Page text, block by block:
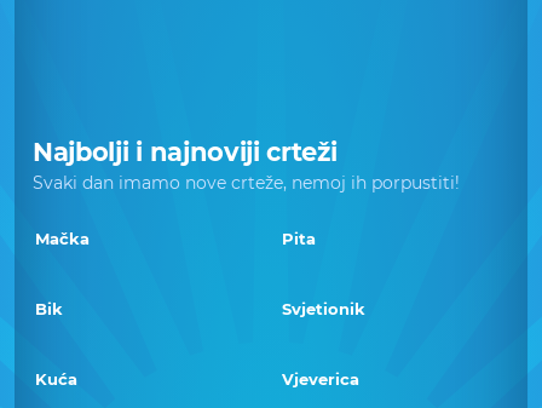
Najbolji i najnoviji crteži
Svaki dan imamo nove crteže, nemoj ih porpustiti!
Mačka Pita
Bik Svjetionik
Kuća Vjeverica